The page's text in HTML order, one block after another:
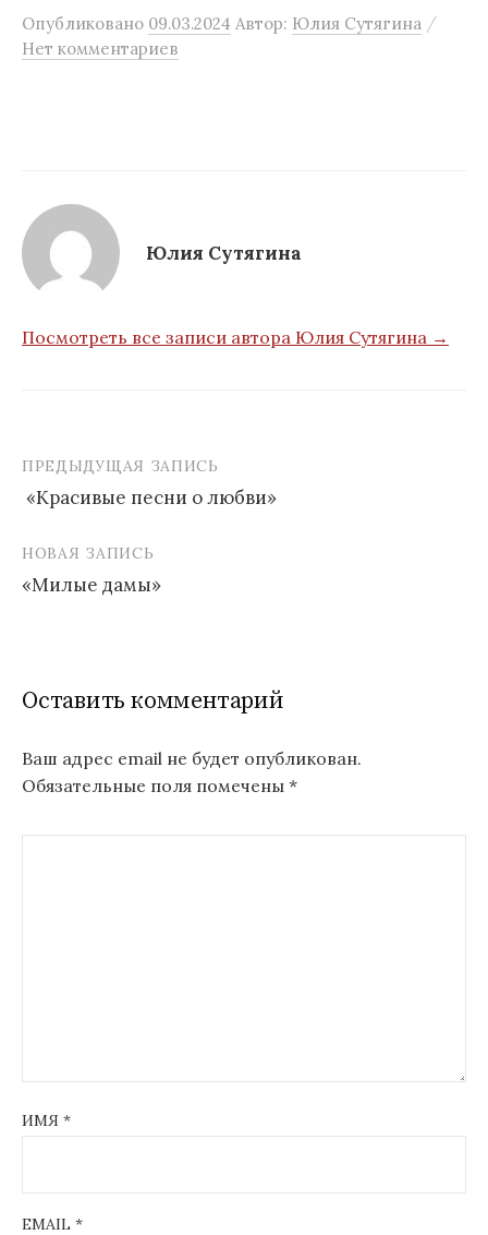
Опубликовано 09.03.2024 Автор: Юлия Сутягина /
Нет комментариев
Юлия Сутягина
Посмотреть все записи автора Юлия Сутягина →
Навигация
по
записям
ПРЕДЫДУЩАЯ ЗАПИСЬ
«Красивые песни о любви»
НОВАЯ ЗАПИСЬ
«Милые дамы»
Оставить комментарий
Ваш адрес email не будет опубликован.
Обязательные поля помечены *
ИМЯ *
EMAIL *